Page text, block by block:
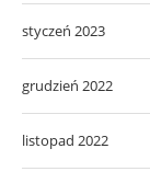
styczeń 2023
grudzień 2022
listopad 2022